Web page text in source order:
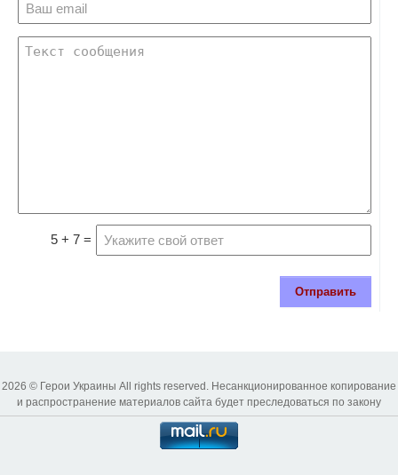
5 + 7 =
Отправить
2026 © Герои Украины All rights reserved. Несанкционированное копирование
и распространение материалов сайта будет преследоваться по закону